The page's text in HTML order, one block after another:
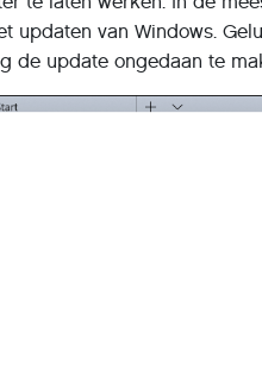
updaten van Windows.
de update ongedaan te